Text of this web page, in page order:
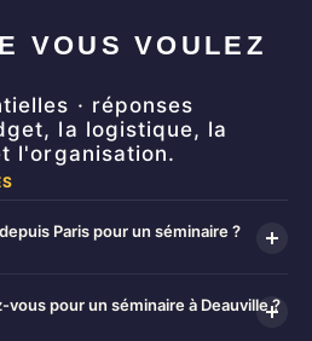
VOUS VOULEZ
· réponses
la logistique, la
l'organisation.
Paris pour un séminaire ?
, en seulement 2 heures. C'est
pour un séminaire à Deauville ?